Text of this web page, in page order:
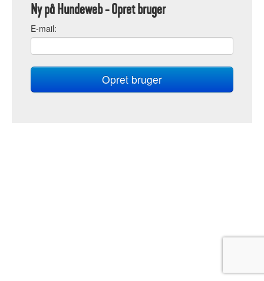
Ny på Hundeweb - Opret bruger
E-mail: